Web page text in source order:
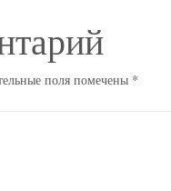
поля помечены *